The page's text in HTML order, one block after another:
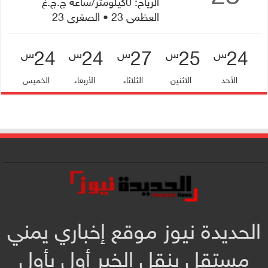
العظمى 23 • الصغرى 23
24س
الأحد
25س
الاثنين
27س
الثلاثاء
24س
الأربعاء
24س
الخميس
الحديدة نيوز موقع إخباري يمني
مستقل ينقل الخبر أول بأول